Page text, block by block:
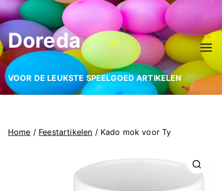
Ga
naar
de
inhoud
Doreda
VOOR DE LEUKSTE SPEELGOED ARTIKELEN
Home / Feestartikelen / Kado mok voor Ty